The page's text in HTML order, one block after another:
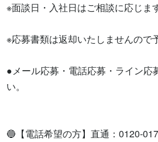
※面談日・入社日はご相談に応じます
※応募書類は返却いたしませんので
●メール応募・電話応募・ライン応
い。
🔵【電話希望の方】直通：0120-